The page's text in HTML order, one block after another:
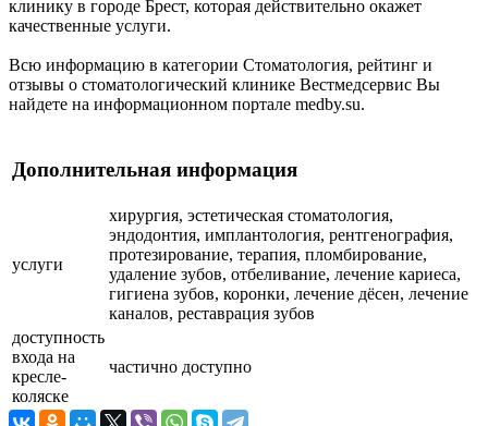
клинику в городе Брест, которая действительно окажет
качественные услуги.
Всю информацию в категории Стоматология, рейтинг и
отзывы о стоматологический клинике Вестмедсервис Вы
найдете на информационном портале medby.su.
Дополнительная информация
услуги
хирургия, эстетическая стоматология,
эндодонтия, имплантология, рентгенография,
протезирование, терапия, пломбирование,
удаление зубов, отбеливание, лечение кариеса,
гигиена зубов, коронки, лечение дёсен, лечение
каналов, реставрация зубов
доступность
входа на
кресле-
коляске
частично доступно